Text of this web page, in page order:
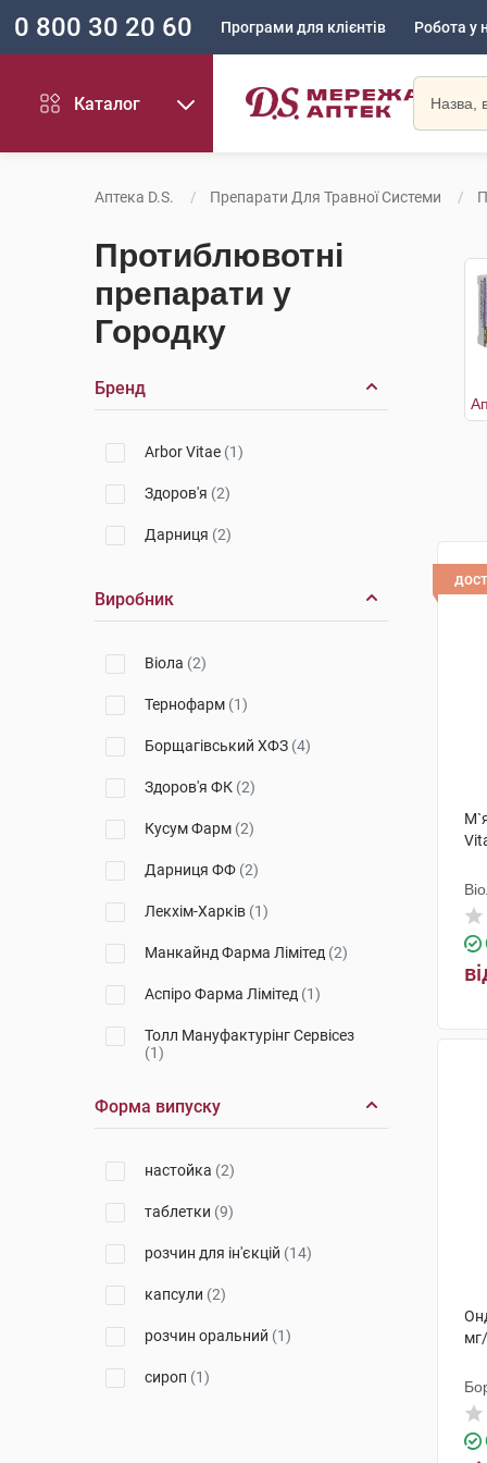
0 800 30 20 60 Програми для клієнтів Робота у
Каталог
Аптека D.S. Препарати Для Травної Системи
Протиблювотні
препарати у
Городку
Бренд
Arbor Vitae (1)
Здоров'я (2)
Дарниця (2)
Виробник
Віола (2)
Тернофарм (1)
Борщагівський ХФЗ (4)
Здоров'я ФК (2)
Кусум Фарм (2)
Дарниця ФФ (2)
Лекхім-Харків (1)
Манкайнд Фарма Лімітед (2)
Аспіро Фарма Лімітед (1)
Толл Мануфактурінг Сервісез
(1)
Гледфарм ЛТД(1)
Юрія-Фарм(3)
Ніко(1)
Галенікум ХЕЛС, С.Л.(1)
ПЛІВА Хрватска
Меркле(1)
Рафарм СА
Форма випуску
настойка (2)
таблетки (9)
розчин для ін'єкцій (14)
капсули (2)
розчин оральний (1)
сироп (1)